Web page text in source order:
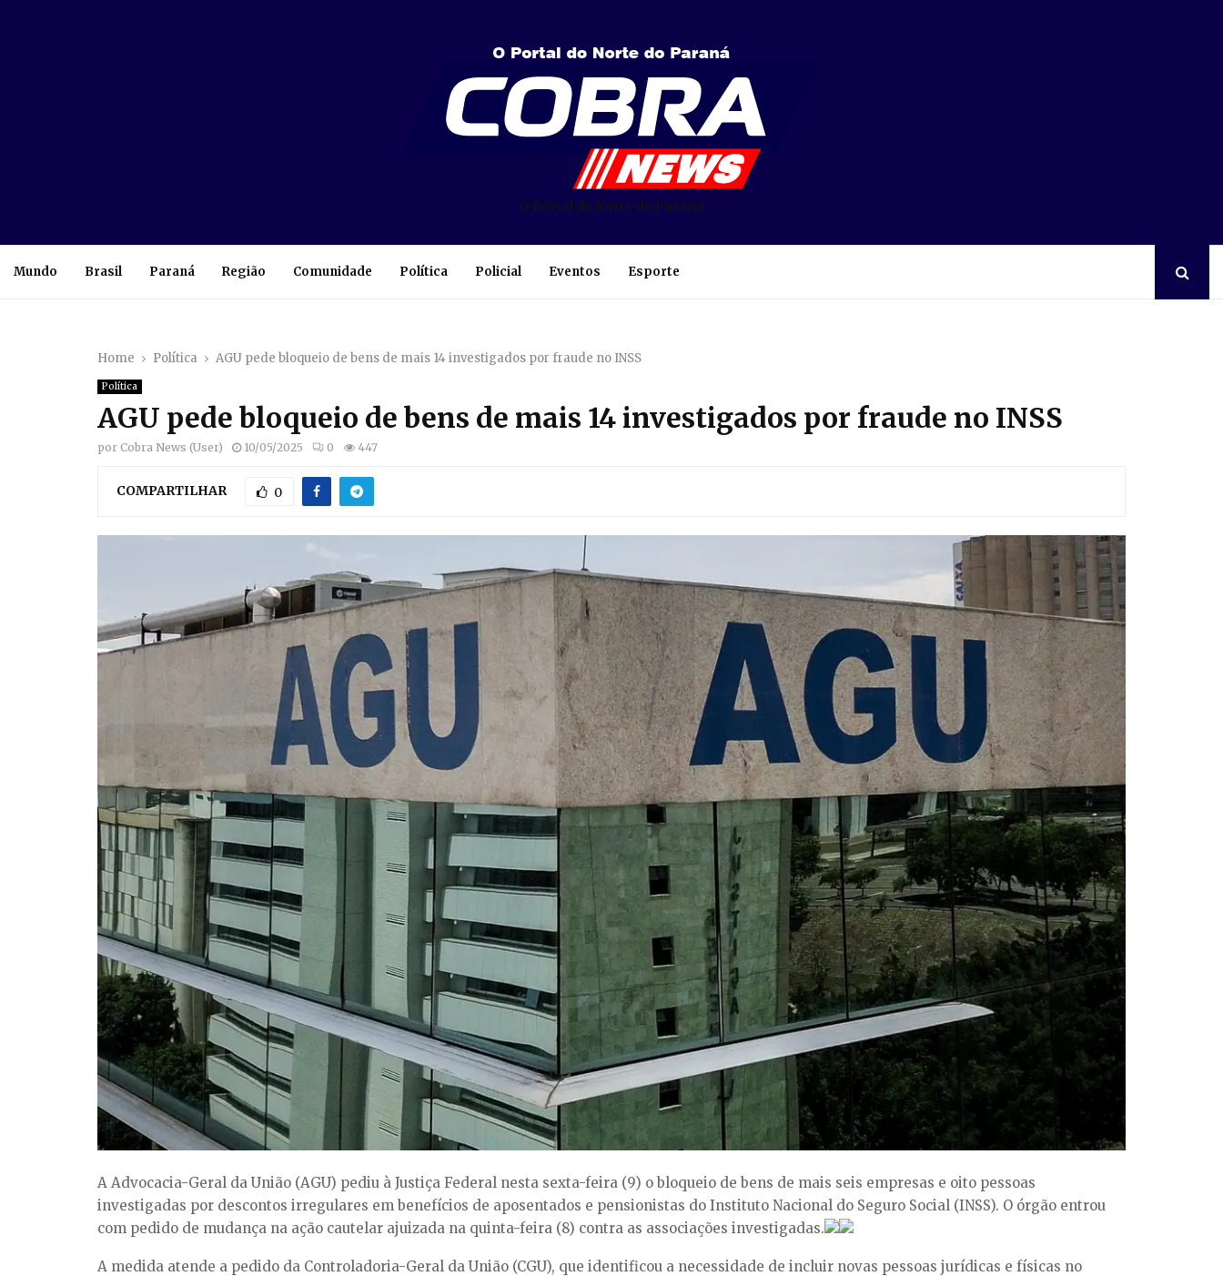
O Portal do Norte do Paraná
Mundo Brasil Paraná Região Comunidade Política Policial Eventos Esporte
Home Política AGU pede bloqueio de bens de mais 14 investigados por fraude no INSS
Política
AGU pede bloqueio de bens de mais 14 investigados por fraude no INSS
por Cobra News (User) 10/05/2025 0 447
COMPARTILHAR 0
A Advocacia-Geral da União (AGU) pediu à Justiça Federal nesta sexta-feira (9) o bloqueio de bens de mais seis empresas e oito pessoas
investigadas por descontos irregulares em benefícios de aposentados e pensionistas do Instituto Nacional do Seguro Social (INSS). O órgão entrou
com pedido de mudança na ação cautelar ajuizada na quinta-feira (8) contra as associações investigadas.
A medida atende a pedido da Controladoria-Geral da União (CGU), que identificou a necessidade de incluir novas pessoas jurídicas e físicas no